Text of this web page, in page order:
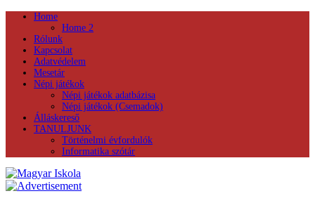
Home
Home 2
Rólunk
Kapcsolat
Adatvédelem
Mesetár
Népi játékok
Népi játékok adatbázisa
Népi játékok (Csemadok)
Álláskereső
TANULJUNK
Történelmi évfordulók
Informatika szótár